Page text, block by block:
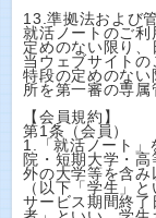
13.準拠法および
就活ノートのご
定めのない限り、
当ウェブサイトの
特段の定めのない
所を第一審の専属
【会員規約】
第1条（会員）
1.「就活ノート」
院・短期大学・
外の大学等を含み
（以下「学生」
サービス期間終